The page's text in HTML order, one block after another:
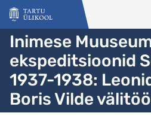
Liigu edasi põhisisu juurde
Inimese
ekspeditsioonid
1937-1938:
Boris Vilde